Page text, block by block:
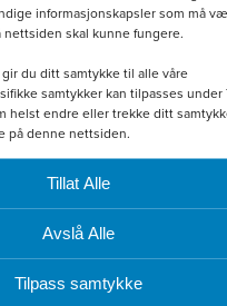
informasjonskapsler som må
skal kunne fungere.
du ditt samtykke til alle våre
samtykker kan tilpasses under
helst endre eller trekke ditt
på denne nettsiden.
Tillat Alle
Avslå Alle
Tilpass samtykke